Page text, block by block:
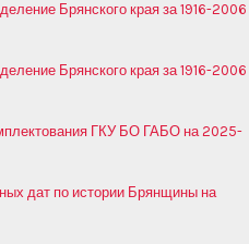
Брянского края за 1916-2006
Брянского края за 1916-2006
ГКУ БО ГАБО на 2025-
дат по истории Брянщины на